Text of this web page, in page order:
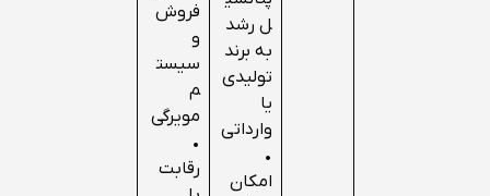
ل رشد
به برند
تولیدی
یا
وارداتی
•
امکان
فروش
و
سیست
م
مویرگی
•
رقابت